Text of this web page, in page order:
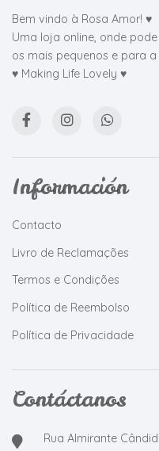
Bem vindo à Rosa Amor! ♥
Uma loja online, onde
os mais pequenos e para a
♥ Making Life Lovely ♥
Información
Contacto
Livro de Reclamações
Termos e Condições
Política de Reembolso
Política de Privacidade
Contáctanos
Rua Almirante